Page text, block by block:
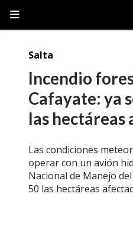
Incendio
Cafayate: ya
las hectáreas
Las condiciones
operar con un avión
Nacional de Manejo
50 las hectáreas
Salta